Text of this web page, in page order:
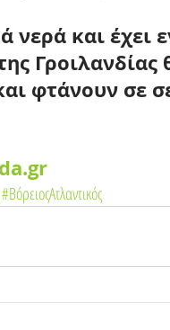
νερά και έχει
φτάνουν σε
#ΒόρειοςΑτλαντικός